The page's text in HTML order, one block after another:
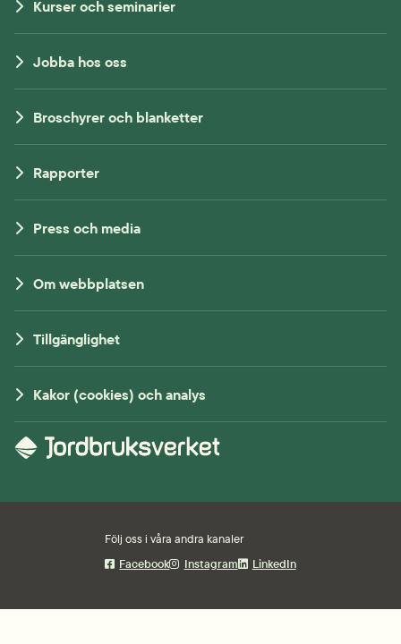
Kurser och seminarier
Jobba hos oss
Broschyrer och blanketter
Rapporter
Press och media
Om webbplatsen
Tillgänglighet
Kakor (cookies) och analys
Följ oss i våra andra kanaler
Facebook
Instagram LinkedIn